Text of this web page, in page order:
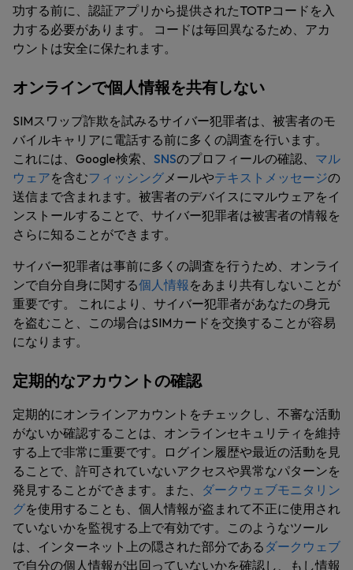
功する前に、認証アプリから提供されたTOTPコードを入
力する必要があります。 コードは毎回異なるため、アカ
ウントは安全に保たれます。
オンラインで個人情報を共有しない
SIMスワップ詐欺を試みるサイバー犯罪者は、被害者のモ
バイルキャリアに電話する前に多くの調査を行います。
これには、Google検索、 SNSのプロフィールの確認、 マル
ウェアを含むフィッシングメールやテキストメッセージの
送信まで含まれます。被害者のデバイスにマルウェアをイ
ンストールすることで、サイバー犯罪者は被害者の情報を
さらに知ることができます。
サイバー犯罪者は事前に多くの調査を行うため、オンライ
ンで自分自身に関する個人情報 をあまり共有しないことが
重要です。 これにより、サイバー犯罪者があなたの身元
を盗むこと、この場合はSIMカードを交換することが容易
になります。
定期的なアカウントの確認
定期的にオンラインアカウントをチェックし、不審な活動
がないか確認することは、オンラインセキュリティを維持
する上で非常に重要です。ログイン履歴や最近の活動を見
ることで、許可されていないアクセスや異常なパターンを
発見することができます。また、 ダークウェブモニタリン
グを使用することも、個人情報が盗まれて不正に使用され
ていないかを監視する上で有効です。このようなツール
は、インターネット上の隠された部分である ダークウェブ
で自分の個人情報が出回っていないかを確認し、もし情報